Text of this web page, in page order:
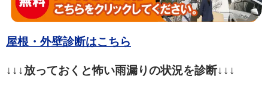
屋根・外壁診断はこちら
↓↓↓放っておくと怖い雨漏りの状況を診断↓↓↓